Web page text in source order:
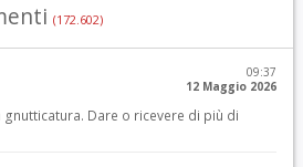
(172.602)
09:37
12 Maggio 2026
Dare o ricevere di più di